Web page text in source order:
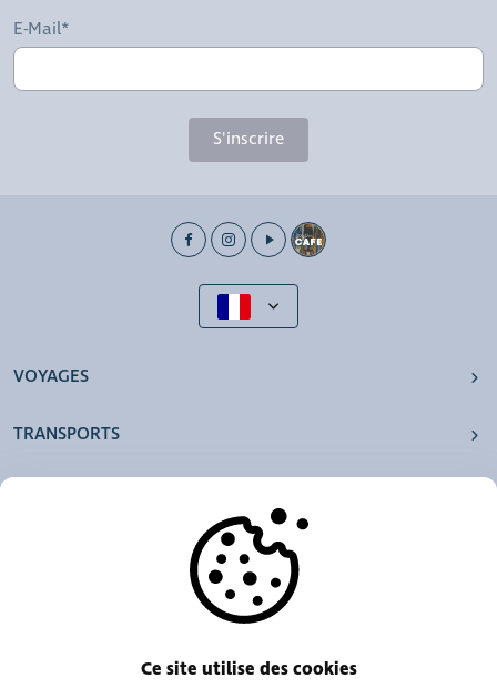
E-Mail*
S'inscrire
VOYAGES
TRANSPORTS
Ce site utilise des cookies